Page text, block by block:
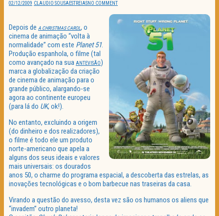
02/12/2009 CLAUDIO SOUSAESTREIASNO COMMENT
Depois de A CHRISTMAS CAROL, o
cinema de animação “volta à
normalidade” com este Planet 51.
Produção espanhola, o filme (tal
como avançado na sua ANTEVISÃO)
marca a globalização da criação
de cinema de animação para o
grande público, alargando-se
agora ao continente europeu
(para lá do UK, ok!).
No entanto, excluindo a origem
(do dinheiro e dos realizadores),
o filme é todo ele um produto
norte-americano que apela a
alguns dos seus ideais e valores
mais universais: os dourados
anos 50, o charme do programa espacial, a descoberta das estrelas, as
inovações tecnológicas e o bom barbecue nas traseiras da casa.
Virando a questão do avesso, desta vez são os humanos os aliens que
“invadem” outro planeta!